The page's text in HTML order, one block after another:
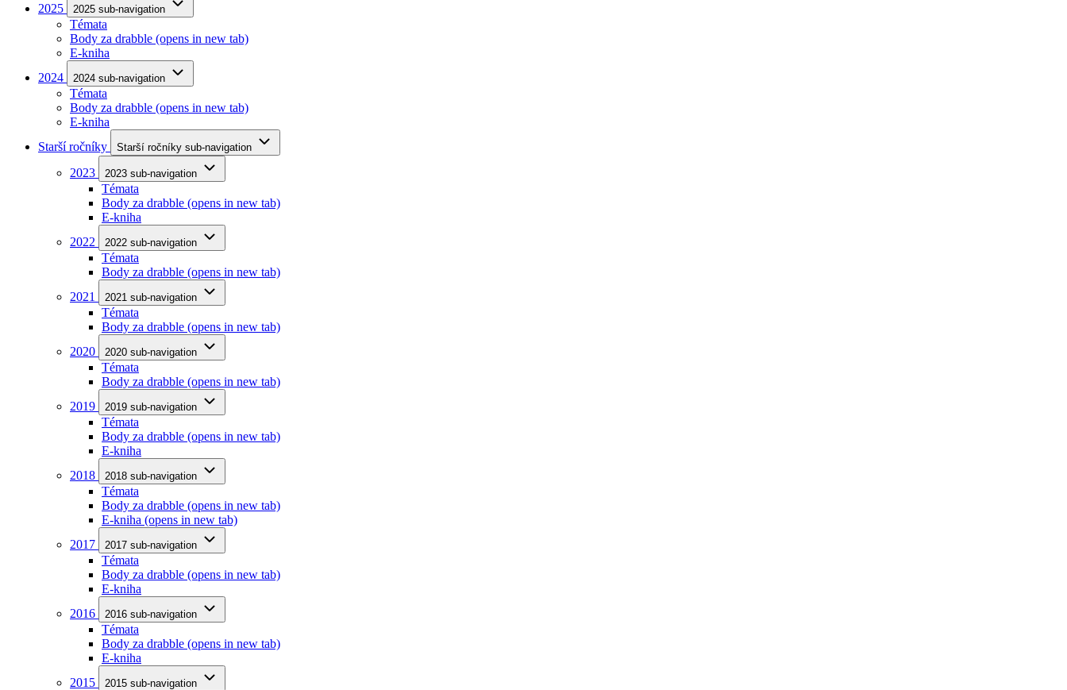
2025
2025 sub-navigation
Témata
Body za drabble (opens in new tab)
E-kniha
2024
2024 sub-navigation
Témata
Body za drabble (opens in new tab)
E-kniha
Starší ročníky
Starší ročníky sub-navigation
2023 2023 sub-navigation
Témata
Body za drabble (opens in new tab)
E-kniha
2022
2022 sub-navigation
Témata
Body za drabble (opens in new tab)
2021
2021 sub-navigation
Témata
Body za drabble (opens in new tab)
2020
2020 sub-navigation
Témata
Body za drabble (opens in new tab)
2019
2019 sub-navigation
Témata
Body za drabble (opens in new tab)
E-kniha
2018
2018 sub-navigation
Témata
Body za drabble (opens in new tab)
E-kniha (opens in new tab)
2017
2017 sub-navigation
Témata
Body za drabble (opens in new tab)
E-kniha
2016
2016 sub-navigation
Témata
Body za drabble (opens in new tab)
E-kniha
2015
2015 sub-navigation